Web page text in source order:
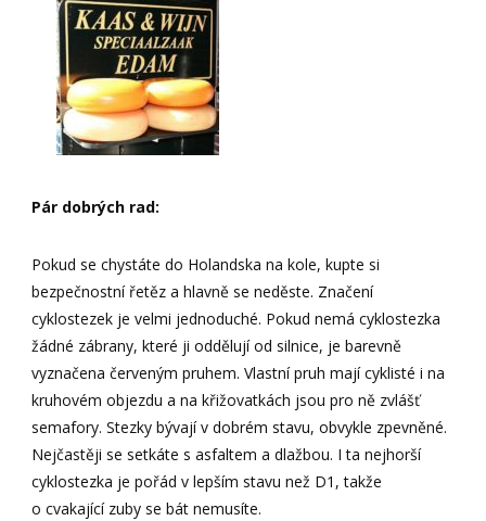
Pár dobrých rad:
Pokud se chystáte do Holandska na kole, kupte si
bezpečnostní řetěz a hlavně se neděste. Značení
cyklostezek je velmi jednoduché. Pokud nemá cyklostezka
žádné zábrany, které ji oddělují od silnice, je barevně
vyznačena červeným pruhem. Vlastní pruh mají cyklisté i na
kruhovém objezdu a na křižovatkách jsou pro ně zvlášť
semafory. Stezky bývají v dobrém stavu, obvykle zpevněné.
Nejčastěji se setkáte s asfaltem a dlažbou. I ta nejhorší
cyklostezka je pořád v lepším stavu než D1, takže
o cvakající zuby se bát nemusíte.